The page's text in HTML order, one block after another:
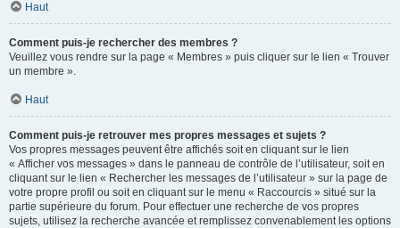
Haut
Comment puis-je rechercher des membres ?
Veuillez vous rendre sur la page « Membres » puis cliquer sur le lien « Trouver
un membre ».
Haut
Comment puis-je retrouver mes propres messages et sujets ?
Vos propres messages peuvent être affichés soit en cliquant sur le lien
« Afficher vos messages » dans le panneau de contrôle de l’utilisateur, soit en
cliquant sur le lien « Rechercher les messages de l’utilisateur » sur la page de
votre propre profil ou soit en cliquant sur le menu « Raccourcis » situé sur la
partie supérieure du forum. Pour effectuer une recherche de vos propres
sujets, utilisez la recherche avancée et remplissez convenablement les options